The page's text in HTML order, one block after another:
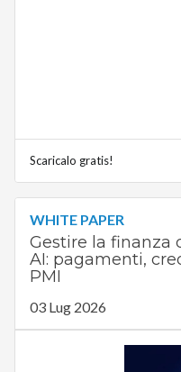
Scaricalo gratis!
WHITE PAPER
Gestire la finanza
AI: pagamenti,
PMI
03 Lug 2026